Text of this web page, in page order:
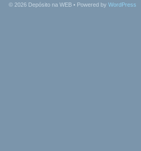
© 2026 Depósito na WEB • Powered by WordPress